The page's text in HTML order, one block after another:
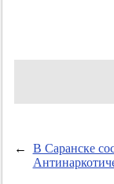
←
В Саранске